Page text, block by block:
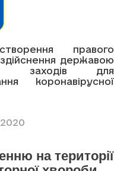
правого
державою
заходів для
коронавірусної
на території